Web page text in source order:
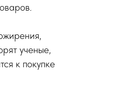
ученые,
к покупке